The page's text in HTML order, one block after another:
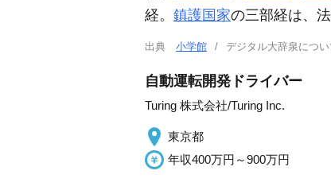
経。 鎮護国家の三部経は、法
出典 小学館 デジタル大辞泉につ
自動運転開発ドライバー
Turing 株式会社/Turing Inc.
東京都
年収400万円～900万円